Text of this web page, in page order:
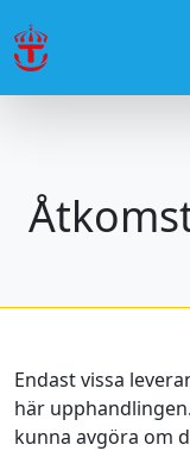
Endast vissa
här
kunna avgöra om